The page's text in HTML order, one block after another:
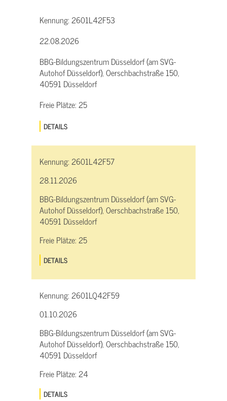
Kennung:2601L42F53
22.08.2026
BBG-Bildungszentrum Düsseldorf (am SVG-
Autohof Düsseldorf), Oerschbachstraße 150,
40591 Düsseldorf
Freie Plätze:25
DETAILS
Kennung:2601L42F57
28.11.2026
BBG-Bildungszentrum Düsseldorf (am SVG-
Autohof Düsseldorf), Oerschbachstraße 150,
40591 Düsseldorf
Freie Plätze:25
DETAILS
Kennung:2601LQ42F59
01.10.2026
BBG-Bildungszentrum Düsseldorf (am SVG-
Autohof Düsseldorf), Oerschbachstraße 150,
40591 Düsseldorf
Freie Plätze:24
DETAILS